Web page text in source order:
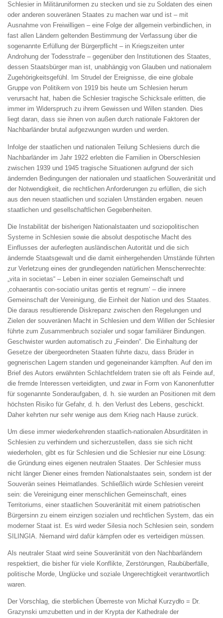
Schlesier in Militäruniformen zu stecken und sie zu Soldaten des einen
oder anderen souveränen Staates zu machen war und ist – mit
Ausnahme von Freiwilligen – eine Folge der allgemein verbindlichen, in
fast allen Ländern geltenden Bestimmung der Verfassung über die
sogenannte Erfüllung der Bürgerpflicht – in Kriegszeiten unter
Androhung der Todesstrafe – gegenüber den Institutionen des Staates,
dessen Staatsbürger man ist, unabhängig von Glauben und nationalem
Zugehörigkeitsgefühl. Im Strudel der Ereignisse, die eine globale
Gruppe von Politikern von 1919 bis heute um Schlesien herum
verursacht hat, haben die Schlesier tragische Schicksale erlitten, die
immer im Widerspruch zu ihrem Gewissen und Willen standen. Dies
liegt daran, dass sie ihnen von außen durch nationale Faktoren der
Nachbarländer brutal aufgezwungen wurden und werden.
Infolge der staatlichen und nationalen Teilung Schlesiens durch die
Nachbarländer im Jahr 1922 erlebten die Familien in Oberschlesien
zwischen 1939 und 1945 tragische Situationen aufgrund der sich
ändernden Bedingungen der nationalen und staatlichen Souveränität und
der Notwendigkeit, die rechtlichen Anforderungen zu erfüllen, die sich
aus den neuen staatlichen und sozialen Umständen ergaben. neuen
staatlichen und gesellschaftlichen Gegebenheiten.
Die Instabilität der bisherigen Nationalstaaten und soziopolitischen
Systeme in Schlesien sowie die absolut despotische Macht des
Einflusses der auferlegten ausländischen Autorität und die sich
ändernde Staatsgewalt und die damit einhergehenden Umstände führten
zur Verletzung eines der grundlegenden natürlichen Menschenrechte:
„vita in societas“ – Leben in einer sozialen Gemeinschaft und
‚cohaerantis con-sociatio unitas gentis et regnum‘ – die innere
Gemeinschaft der Vereinigung, die Einheit der Nation und des Staates.
Die daraus resultierende Diskrepanz zwischen den Regelungen und
Zielen der souveränen Macht in Schlesien und dem Willen der Schlesier
führte zum Zusammenbruch sozialer und sogar familiärer Bindungen.
Geschwister wurden automatisch zu „Feinden“. Die Einhaltung der
Gesetze der übergeordneten Staaten führte dazu, dass Brüder in
gegnerischen Lagern standen und gegeneinander kämpften. Auf den im
Brief des Autors erwähnten Schlachtfeldern traten sie oft als Feinde auf,
die fremde Interessen verteidigten, und zwar in Form von Kanonenfutter
für sogenannte Sonderaufgaben, d. h. sie wurden an Positionen mit dem
höchsten Risiko für Gefahr, d. h. den Verlust des Lebens, geschickt.
Daher kehrten nur sehr wenige aus dem Krieg nach Hause zurück.
Um diese immer wiederkehrenden staatlich-nationalen Absurditäten in
Schlesien zu verhindern und sicherzustellen, dass sie sich nicht
wiederholen, gibt es für Schlesien und die Schlesier nur eine Lösung:
die Gründung eines eigenen neutralen Staates. Der Schlesier muss
nicht länger Diener eines fremden Nationalstaates sein, sondern ist der
Souverän seines Heimatlandes. Schließlich würde Schlesien vereint
sein: die Vereinigung einer menschlichen Gemeinschaft, eines
Territoriums, einer staatlichen Souveränität mit einem patriotischen
Bürgersinn zu einem einzigen sozialen und rechtlichen System, das ein
moderner Staat ist. Es wird weder Silesia noch Schlesien sein, sondern
SILINGIA. Niemand wird dafür kämpfen oder es verteidigen müssen.
Als neutraler Staat wird seine Souveränität von den Nachbarländern
respektiert, die bisher für viele Konflikte, Zerstörungen, Raubüberfälle,
politische Morde, Unglücke und soziale Ungerechtigkeit verantwortlich
waren.
Der Vorschlag, die sterblichen Überreste von Michał Kurzydło = Dr.
Grazynski umzubetten und in der Krypta der Kathedrale der